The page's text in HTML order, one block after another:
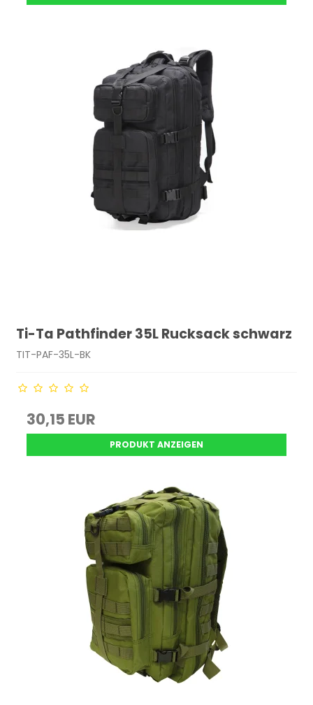
Ti-Ta Pathfinder 35L Rucksack schwarz
TIT-PAF-35L-BK
30,15 EUR
PRODUKT ANZEIGEN